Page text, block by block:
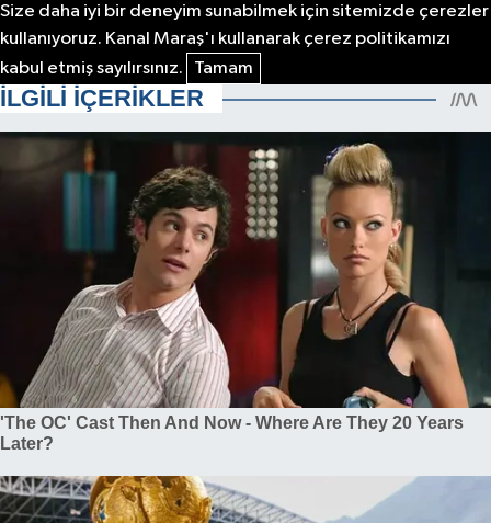
Size daha iyi bir deneyim sunabilmek için sitemizde çerezler
kullanıyoruz. Kanal Maraş'ı kullanarak çerez politikamızı
kabul etmiş sayılırsınız.
Tamam